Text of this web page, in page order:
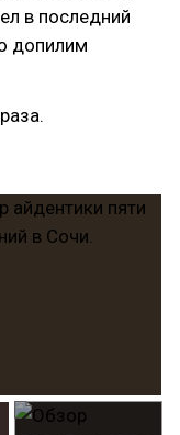
в последний
допилим